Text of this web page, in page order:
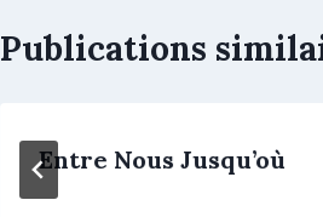
Publications
Entre Nous Jusqu’où